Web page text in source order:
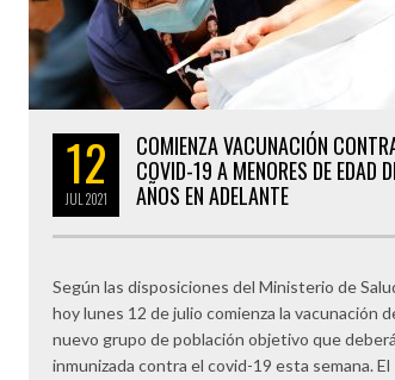
12
JUL 2021
COMIENZA VACUNACIÓN
COVID-19 A MENORES DE EDAD
AÑOS EN ADELANTE
Según las disposiciones del Ministerio de
hoy lunes 12 de julio comienza la vacunación
nuevo grupo de población objetivo que
inmunizada contra el covid-19 esta semana. El